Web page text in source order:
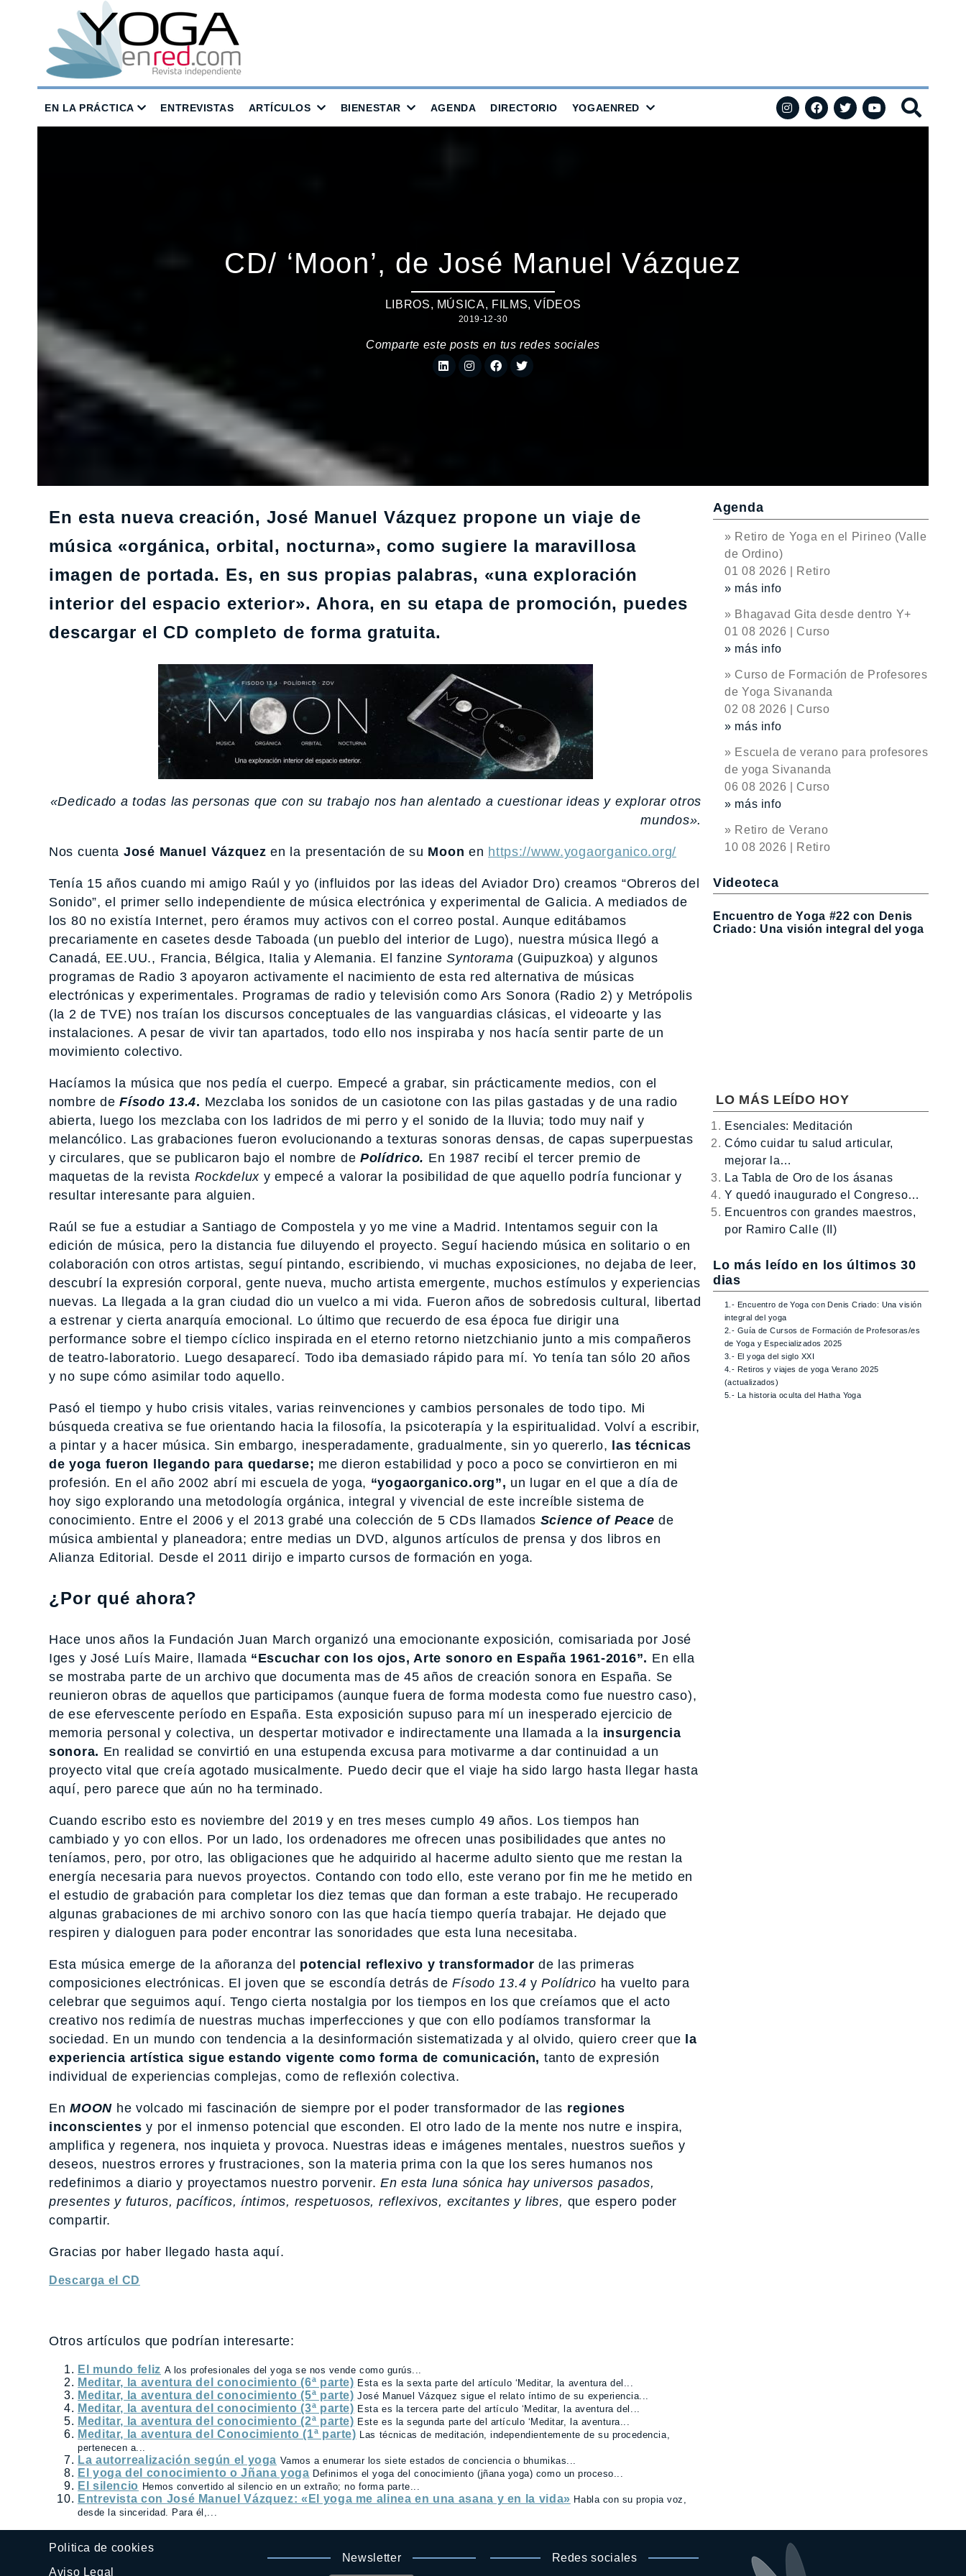
EN LA PRÁCTICA ENTREVISTAS ARTÍCULOS BIENESTAR AGENDA DIRECTORIO YOGAENRED
CD/ ‘Moon’, de José Manuel Vázquez
LIBROS, MÚSICA, FILMS, VÍDEOS
2019-12-30
Comparte este posts en tus redes sociales
En esta nueva creación, José Manuel Vázquez propone un viaje de
música «orgánica, orbital, nocturna», como sugiere la maravillosa
imagen de portada. Es, en sus propias palabras, «una exploración
interior del espacio exterior». Ahora, en su etapa de promoción, puedes
descargar el CD completo de forma gratuita.
«Dedicado a todas las personas que con su trabajo nos han alentado a cuestionar ideas y explorar otros
mundos».
Nos cuenta José Manuel Vázquez en la presentación de su Moon en https://www.yogaorganico.org/
Tenía 15 años cuando mi amigo Raúl y yo (influidos por las ideas del Aviador Dro) creamos “Obreros del
Sonido”, el primer sello independiente de música electrónica y experimental de Galicia. A mediados de
los 80 no existía Internet, pero éramos muy activos con el correo postal. Aunque editábamos
precariamente en casetes desde Taboada (un pueblo del interior de Lugo), nuestra música llegó a
Canadá, EE.UU., Francia, Bélgica, Italia y Alemania. El fanzineSyntorama (Guipuzkoa) y algunos
programas de Radio 3 apoyaron activamente el nacimiento de esta red alternativa de músicas
electrónicas y experimentales. Programas de radio y televisión como Ars Sonora (Radio 2) y Metrópolis
(la 2 de TVE) nos traían los discursos conceptuales de las vanguardias clásicas, el videoarte y las
instalaciones. A pesar de vivir tan apartados, todo ello nos inspiraba y nos hacía sentir parte de un
movimiento colectivo.
Hacíamos la música que nos pedía el cuerpo. Empecé a grabar, sin prácticamente medios, con el
nombre deFísodo 13.4. Mezclaba los sonidos de un casiotone con las pilas gastadas y de una radio
abierta, luego los mezclaba con los ladridos de mi perro y el sonido de la lluvia; todo muy naif y
melancólico. Las grabaciones fueron evolucionando a texturas sonoras densas, de capas superpuestas
y circulares, que se publicaron bajo el nombre dePolídrico. En 1987 recibí el tercer premio de
maquetas de la revista Rockdelux y empecé a valorar la posibilidad de que aquello podría funcionar y
resultar interesante para alguien.
Raúl se fue a estudiar a Santiago de Compostela y yo me vine a Madrid. Intentamos seguir con la
edición de música, pero la distancia fue diluyendo el proyecto. Seguí haciendo música en solitario o en
colaboración con otros artistas, seguí pintando, escribiendo, vi muchas exposiciones, no dejaba de leer,
descubrí la expresión corporal, gente nueva, mucho artista emergente, muchos estímulos y experiencias
nuevas. La llegada a la gran ciudad dio un vuelco a mi vida. Fueron años de sobredosis cultural, libertad
a estrenar y cierta anarquía emocional. Lo último que recuerdo de esa época fue dirigir una
performance sobre el tiempo cíclico inspirada en el eterno retorno nietzchianio junto a mis compañeros
de teatro-laboratorio. Luego desaparecí. Todo iba demasiado rápido para mí. Yo tenía tan sólo 20 años
y no supe cómo asimilar todo aquello.
Pasó el tiempo y hubo crisis vitales, varias reinvenciones y cambios personales de todo tipo. Mi
búsqueda creativa se fue orientando hacia la filosofía, la psicoterapía y la espiritualidad. Volví a escribir,
a pintar y a hacer música. Sin embargo, inesperadamente, gradualmente, sin yo quererlo,
las técnicas
de yoga fueron llegando para quedarse; me dieron estabilidad y poco a poco se convirtieron en mi
profesión. En el año 2002 abrí mi escuela de yoga, “yogaorganico.org”, un lugar en el que a día de
hoy sigo explorando una metodología orgánica, integral y vivencial de este increíble sistema de
conocimiento. Entre el 2006 y el 2013 grabé una colección de 5 CDs llamados Science of Peace de
música ambiental y planeadora; entre medias un DVD, algunos artículos de prensa y dos libros en
Alianza Editorial. Desde el 2011 dirijo e imparto cursos de formación en yoga.
¿Por qué ahora?
Hace unos años la Fundación Juan March organizó una emocionante exposición, comisariada por José
Iges y José Luís Maire, llamada “Escuchar con los ojos, Arte sonoro en España 1961-2016”. En ella
se mostraba parte de un archivo que documenta mas de 45 años de creación sonora en España. Se
reunieron obras de aquellos que participamos (aunque fuera de forma modesta como fue nuestro caso),
de ese efervescente período en España. Esta exposición supuso para mí un inesperado ejercicio de
memoria personal y colectiva, un despertar motivador e indirectamente una llamada a la insurgencia
sonora. En realidad se convirtió en una estupenda excusa para motivarme a dar continuidad a un
proyecto vital que creía agotado musicalmente. Puedo decir que el viaje ha sido largo hasta llegar hasta
aquí, pero parece que aún no ha terminado.
Cuando escribo esto es noviembre del 2019 y en tres meses cumplo 49 años. Los tiempos han
cambiado y yo con ellos. Por un lado, los ordenadores me ofrecen unas posibilidades que antes no
teníamos, pero, por otro, las obligaciones que he adquirido al hacerme adulto siento que me restan la
energía necesaria para nuevos proyectos. Contando con todo ello, este verano por fin me he metido en
el estudio de grabación para completar los diez temas que dan forman a este trabajo. He recuperado
algunas grabaciones de mi archivo sonoro con las que hacía tiempo quería trabajar. He dejado que
respiren y dialoguen para poder encontrar las sonoridades que esta luna necesitaba.
Esta música emerge de la añoranza del potencial reflexivo y transformador de las primeras
composiciones electrónicas. El joven que se escondía detrás deFísodo 13.4 yPolídrico ha vuelto para
celebrar que seguimos aquí. Tengo cierta nostalgia por los tiempos en los que creíamos que el acto
creativo nos redimía de nuestras muchas imperfecciones y que con ello podíamos transformar la
sociedad. En un mundo con tendencia a la desinformación sistematizada y al olvido, quiero creer que la
experiencia artística sigue estando vigente como forma de comunicación, tanto de expresión
individual de experiencias complejas, como de reflexión colectiva.
EnMOON he volcado mi fascinación de siempre por el poder transformador de las regiones
inconscientes y por el inmenso potencial que esconden. El otro lado de la mente nos nutre e inspira,
amplifica y regenera, nos inquieta y provoca. Nuestras ideas e imágenes mentales, nuestros sueños y
deseos, nuestros errores y frustraciones, son la materia prima con la que los seres humanos nos
redefinimos a diario y proyectamos nuestro porvenir.En esta luna sónica hay universos pasados,
presentes y futuros, pacíficos, íntimos, respetuosos, reflexivos, excitantes y libres, que espero poder
compartir.
Gracias por haber llegado hasta aquí.
Descarga el CD
Otros artículos que podrían interesarte:
El mundo feliz A los profesionales del yoga se nos vende como gurús...
Meditar, la aventura del conocimiento (6ª parte) Esta es la sexta parte del artículo ‘Meditar, la aventura del...
Meditar, la aventura del conocimiento (5ª parte) José Manuel Vázquez sigue el relato íntimo de su experiencia...
Meditar, la aventura del conocimiento (3ª parte) Esta es la tercera parte del artículo ‘Meditar, la aventura del...
Meditar, la aventura del conocimiento (2ª parte) Este es la segunda parte del artículo ‘Meditar, la aventura...
Meditar, la aventura del Conocimiento (1ª parte) Las técnicas de meditación, independientemente de su procedencia,
pertenecen a...
La autorrealización según el yoga Vamos a enumerar los siete estados de conciencia o bhumikas...
El yoga del conocimiento o Jñana yoga Definimos el yoga del conocimiento (jñana yoga) como un proceso...
El silencio Hemos convertido al silencio en un extraño; no forma parte...
Entrevista con José Manuel Vázquez: «El yoga me alinea en una asana y en la vida» Habla con su propia voz,
desde la sinceridad. Para él,...
Agenda
» Retiro de Yoga en el Pirineo (Valle
de Ordino)
01 08 2026 | Retiro
» más info
» Bhagavad Gita desde dentro Y+
01 08 2026 | Curso
» más info
» Curso de Formación de Profesores
de Yoga Sivananda
02 08 2026 | Curso
» más info
» Escuela de verano para profesores
de yoga Sivananda
06 08 2026 | Curso
» más info
» Retiro de Verano
10 08 2026 | Retiro
Videoteca
Encuentro de Yoga #22 con Denis
Criado: Una visión integral del yoga
LO MÁS LEÍDO HOY
Esenciales: Meditación
Cómo cuidar tu salud articular,
mejorar la…
La Tabla de Oro de los ásanas
Y quedó inaugurado el Congreso…
Encuentros con grandes maestros,
por Ramiro Calle (II)
Lo más leído en los últimos 30
dias
1.- Encuentro de Yoga con Denis Criado: Una visión
integral del yoga
2.- Guía de Cursos de Formación de Profesoras/es
de Yoga y Especializados 2025
3.- El yoga del siglo XXI
4.- Retiros y viajes de yoga Verano 2025
(actualizados)
5.- La historia oculta del Hatha Yoga
Politica de cookies
Aviso Legal
Newsletter Redes sociales